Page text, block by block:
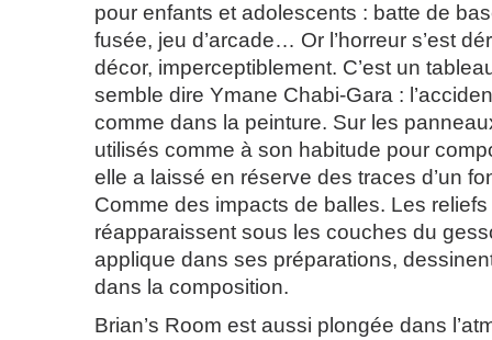
pour enfants et adolescents : batte de
fusée, jeu d’arcade… Or l’horreur s’est
décor, imperceptiblement. C’est un
semble dire Ymane Chabi-Gara :
comme dans la peinture. Sur les
utilisés comme à son habitude pour
elle a laissé en réserve des traces d’un
Comme des impacts de balles. Les
réapparaissent sous les couches du
applique dans ses préparations,
dans la composition.
Brian’s Room est aussi plongée dans